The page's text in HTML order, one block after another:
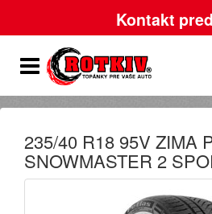
Kontakt
235/40 R18 95V ZIMA
SNOWMASTER 2